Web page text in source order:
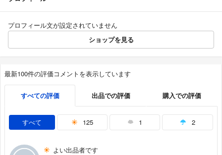
プロフィール文が設定されていません
ショップを見る
最新100件の評価コメントを表示しています
すべての評価 出品での評価 購入での評価
すべて 125 1 2
よい出品者です